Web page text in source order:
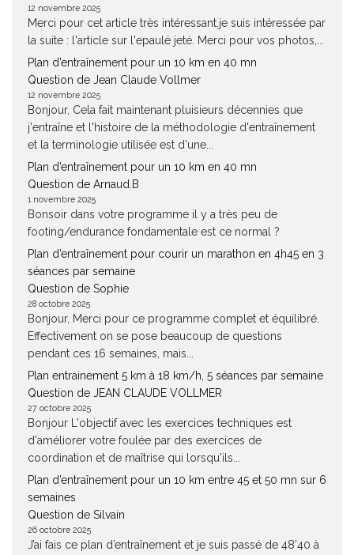
12 novembre 2025
Merci pour cet article très intéressant.je suis intéressée par
la suite : l'article sur l'epaulé jeté. Merci pour vos photos,...
Plan d’entraînement pour un 10 km en 40 mn
Question de Jean Claude Vollmer
12 novembre 2025
Bonjour, Cela fait maintenant pluisieurs décennies que
j'entraîne et l'histoire de la méthodologie d'entraînement
et la terminologie utilisée est d'une...
Plan d’entraînement pour un 10 km en 40 mn
Question de Arnaud.B
1 novembre 2025
Bonsoir dans votre programme il y a très peu de
footing/endurance fondamentale est ce normal ?
Plan d’entraînement pour courir un marathon en 4h45 en 3
séances par semaine
Question de Sophie
28 octobre 2025
Bonjour, Merci pour ce programme complet et équilibré.
Effectivement on se pose beaucoup de questions
pendant ces 16 semaines, mais...
Plan entrainement 5 km à 18 km/h, 5 séances par semaine
Question de JEAN CLAUDE VOLLMER
27 octobre 2025
Bonjour L'objectif avec les exercices techniques est
d'améliorer votre foulée par des exercices de
coordination et de maîtrise qui lorsqu'ils...
Plan d’entraînement pour un 10 km entre 45 et 50 mn sur 6
semaines
Question de Silvain
26 octobre 2025
J’ai fais ce plan d’entraînement et je suis passé de 48’40 à